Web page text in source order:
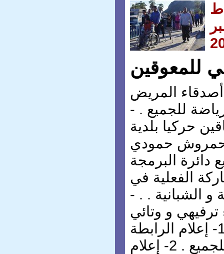
للمعوقين
المريض
للجميع . -
حركيا بلدية
حمروش حمودي
دائرة البرمجة
الفعلية في
و الشبانية . . -
ترفيهي و وتائي
التغطية الإعلامية: 1- إعلام الرابطة
الولائية لرياضة للجميع . 2- إعلام